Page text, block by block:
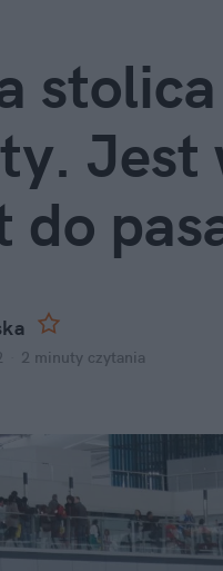
Jest
2 minuty czytania